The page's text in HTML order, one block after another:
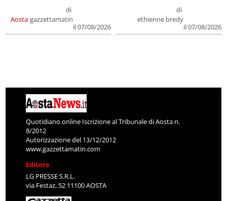
Aosta
di
gazzettamatin
il 07/08/2026
di
ethienne bredy
il 07/08/2026
Quotidiano online Iscrizione al Tribunale di Aosta n.
8/2012
Autorizzazione del 13/12/2012
www.gazzettamatin.com
Editore
LG PRESSE S.R.L.
via Festaz, 52 11100 AOSTA